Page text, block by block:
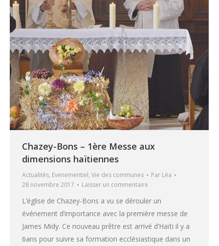
Chazey-Bons – 1ère Messe aux
dimensions haïtiennes
Actualités, Evenementiel, Vie des communes Par Léa
28 novembre 2017
Laisser un commentaire
L’église de Chazey-Bons a vu se dérouler un
événement d’importance avec la première messe de
James Midy. Ce nouveau prêtre est arrivé d’Haïti il y a
6ans pour suivre sa formation ecclésiastique dans un